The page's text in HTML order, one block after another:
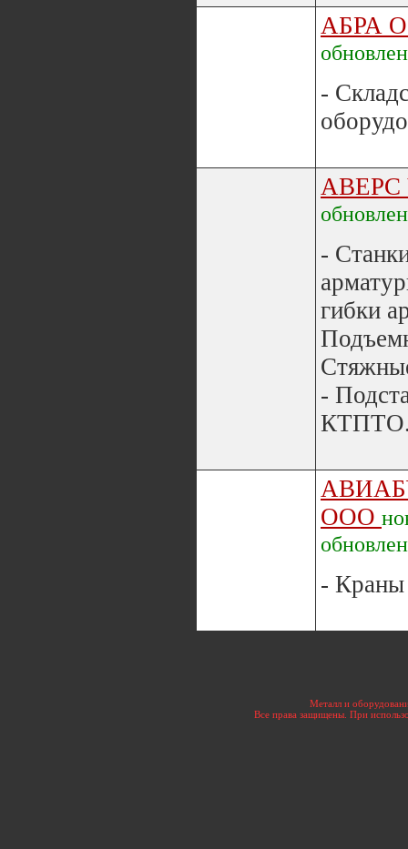
АБРА
-
-
гибки
-
ООО
-
Металл и
Все права защищены. При